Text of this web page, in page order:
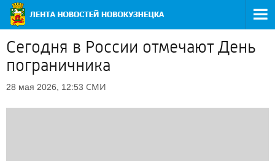
Сегодня в России отмечают День
пограничника
28 мая 2026, 12:53 СМИ